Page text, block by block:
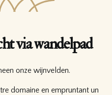
via wandelpad
onze wijnvelden.
domaine en empruntant un